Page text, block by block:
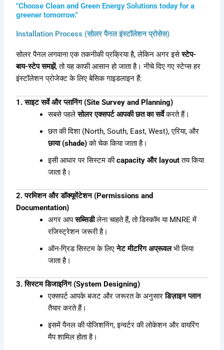
"Choose Clean and Green Energy Solutions today for a
greener tomorrow."
Installation Process (सोलर पैनल इंस्टॉलेशन प्रोसेस)
सोलर पैनल लगवाना एक तकनीकी प्रक्रिया है, लेकिन अगर इसेस्टेप-
बाय-स्टेप समझें, तो यह काफी आसान हो जाता है। नीचे दिए गए स्टेप्स हर
इंस्टॉलेशन प्रोजेक्ट के लिए बेसिक गाइडलाइन हैं:
1. साइट सर्वे और प्लानिंग (Site Survey and Planning)
सबसे पहलेसोलर एक्सपर्ट आपकी छत का सर्वेकरते हैं।
छत की दिशा (North, South, East, West), एरिया, और
छाया (shade)को चेक किया जाता है।
इसी आधार पर सिस्टम कीcapacity और layoutतय किया
जाता है।
2. परमिशन और डॉक्यूमेंटेशन (Permissions and
Documentation)
अगर आपसब्सिडीलेना चाहते हैं, तो डिस्कॉम या MNRE में
रजिस्ट्रेशन जरूरी है।
ऑन-ग्रिड सिस्टम के लिएनेट मीटरिंग अप्रूवलभी लिया
जाता है।
3. सिस्टम डिजाइनिंग (System Designing)
एक्सपर्ट आपके बजट और जरूरत के अनुसारडिज़ाइन प्लान
तैयार करते हैं।
इसमें पैनल की पोजिशनिंग, इन्वर्टर की लोकेशन और वायरिंग
मैप शामिल होता है।